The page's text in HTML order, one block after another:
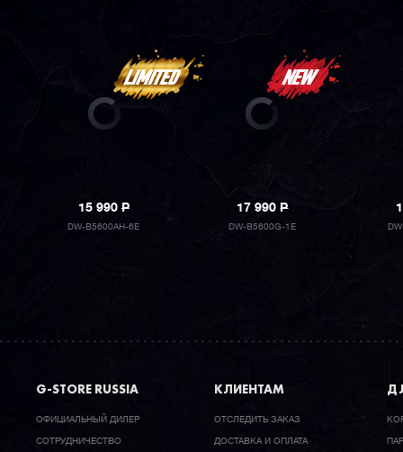
15 990P
DW-B5600AH-6E
17 990P
DW-B5600G-1E
G-STORE RUSSIA
ОФИЦИАЛЬНЫЙ ДИЛЕР
CОТРУДНИЧЕСТВО
КЛИЕНТАМ
ОТСЛЕДИТЬ ЗАКАЗ
ДОСТАВКА И ОПЛАТА